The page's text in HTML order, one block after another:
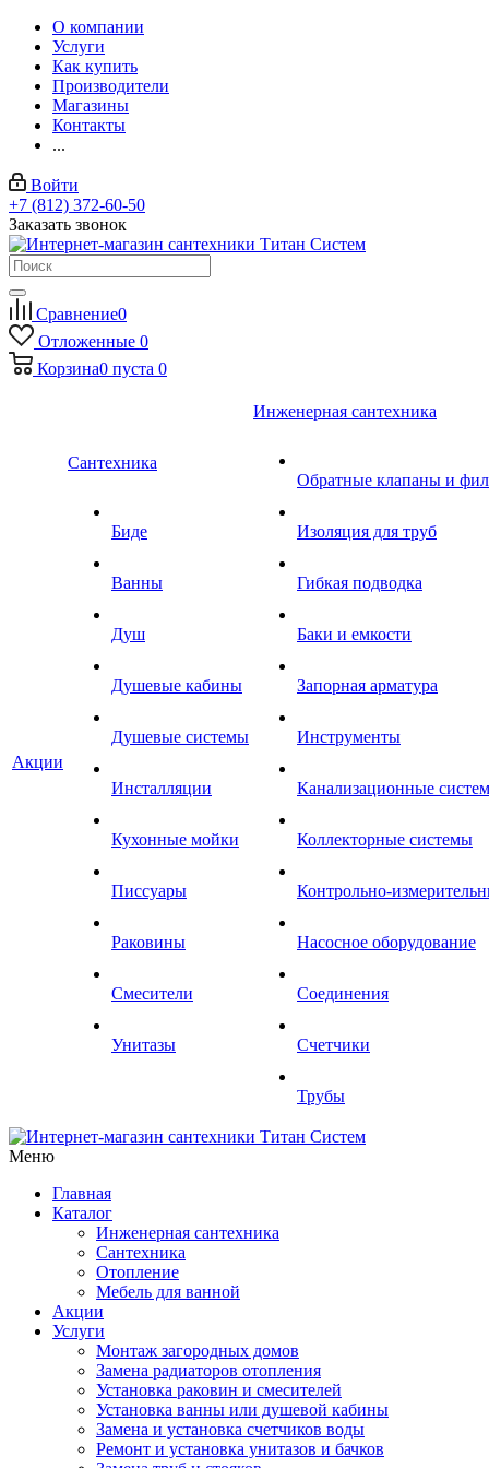
О компании
Услуги
Как купить
Производители
Магазины
Контакты
...
Войти
+7 (812) 372-60-50
Заказать звонок
Сравнение0
Отложенные 0
Корзина0 пуста 0
Акции
Сантехника
Биде
Ванны
Душ
Душевые кабины
Душевые системы
Инсталляции
Кухонные мойки
Писсуары
Раковины
Смесители
Унитазы
Инженерная сантехника
Обратные клапаны и
Изоляция для труб
Гибкая подводка
Баки и емкости
Запорная арматура
Инструменты
Канализационные
Коллекторные системы
Контрольно-
Насосное оборудование
Соединения
Счетчики
Трубы
Меню
Главная
Каталог
Инженерная сантехника
Сантехника
Отопление
Мебель для ванной
Акции
Услуги
Монтаж загородных домов
Замена радиаторов отопления
Установка раковин и смесителей
Установка ванны или душевой кабины
Замена и установка счетчиков воды
Ремонт и установка унитазов и бачков